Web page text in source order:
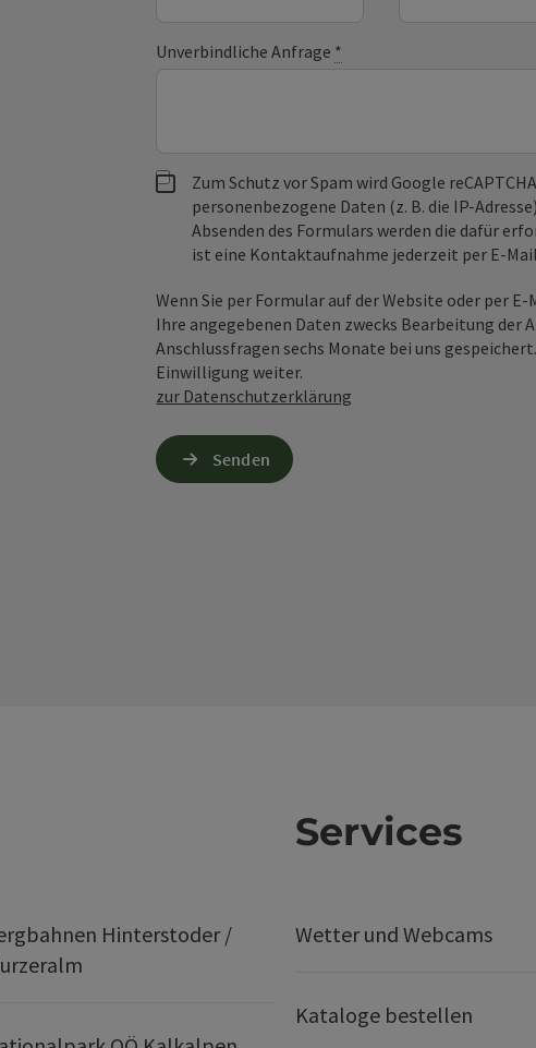
Unverbindliche Anfrage *
Zum Schutz vor Spam wird Google
personenbezogene Daten (z. B. die IP-
Absenden des Formulars werden die dafür
ist eine Kontaktaufnahme jederzeit per E-
Wenn Sie per Formular auf der Website oder per
Ihre angegebenen Daten zwecks Bearbeitung der
Anschlussfragen sechs Monate bei uns
Einwilligung weiter.
zur Datenschutzerklärung
Senden
Hinterstoder /
Services
Wetter und Webcams
Kataloge bestellen